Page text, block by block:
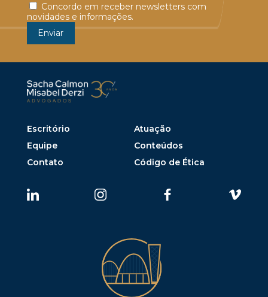
Concordo em receber newsletters com
novidades e informações.
Escritório
Atuação
Equipe
Conteúdos
Contato
Código de Ética